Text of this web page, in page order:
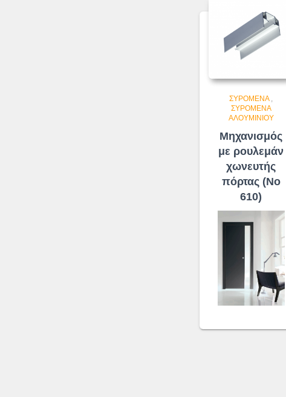
ΣΥΡΌΜΕΝΑ,
ΣΥΡΌΜΕΝΑ
ΑΛΟΥΜΙΝΊΟΥ
Μηχανισμός
με ρουλεμάν
χωνευτής
πόρτας (No
610)